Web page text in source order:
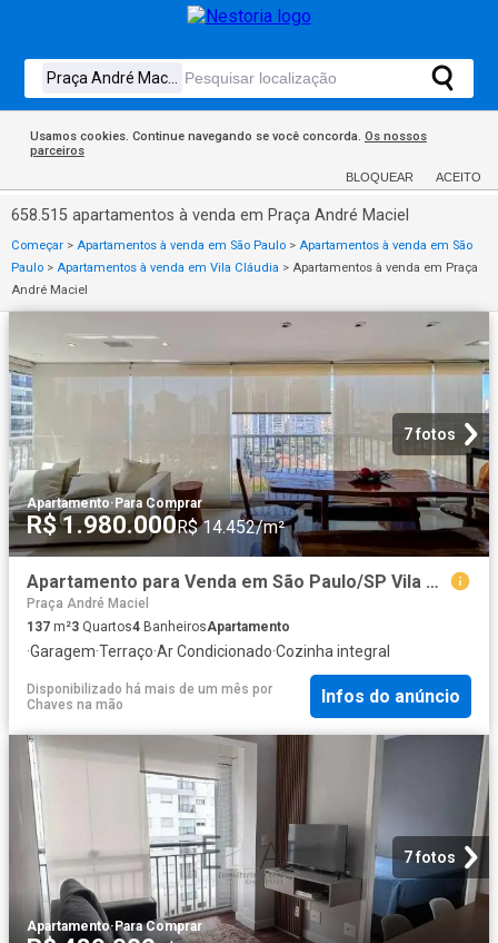
Usamos cookies. Continue navegando se você concorda. Os nossos
parceiros
BLOQUEAR ACEITO
658.515 apartamentos à venda em Praça André Maciel
Começar > Apartamentos à venda em São Paulo > Apartamentos à venda em São
Paulo > Apartamentos à venda em Vila Cláudia > Apartamentos à venda em Praça
André Maciel
7 fotos
Apartamento· Para Comprar
R$ 1.980.000R$ 14.452/m²
Apartamento para Venda em São Paulo/SP Vila Regente Feijó 3 Quartos
Praça André Maciel
137 m²3 Quartos4 BanheirosApartamento
·Garagem·Terraço·Ar Condicionado·Cozinha integral
Disponibilizado há mais de um mês por
Chaves na mão
Infos do anúncio
7 fotos
Apartamento·Para Comprar